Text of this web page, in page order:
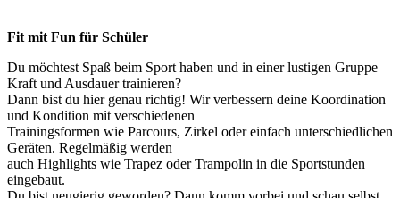
Fit mit Fun für Schüler
Du möchtest Spaß beim Sport haben und in einer lustigen Gruppe
Kraft und Ausdauer trainieren?
Dann bist du hier genau richtig! Wir verbessern deine Koordination
und Kondition mit verschiedenen
Trainingsformen wie Parcours, Zirkel oder einfach unterschiedlichen
Geräten. Regelmäßig werden
auch Highlights wie Trapez oder Trampolin in die Sportstunden
eingebaut.